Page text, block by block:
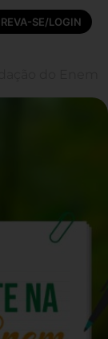
SE/LOGIN